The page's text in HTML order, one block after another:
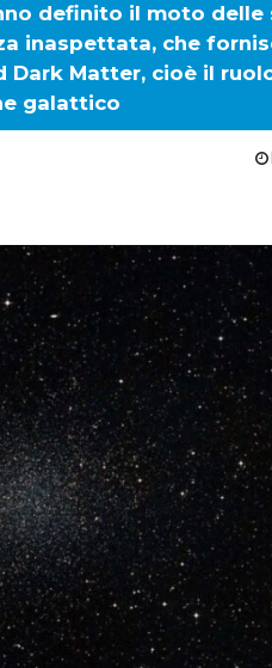
definito il moto delle
inaspettata, che
Dark Matter, cioè il
galattico